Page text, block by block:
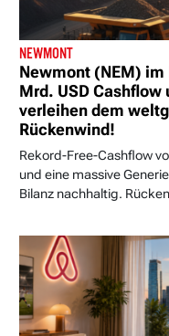
NEWMONT
Newmont (NEM)
Mrd. USD
verleihen dem
Rückenwind!
Rekord-Free-Cashflow
und eine massive
Bilanz nachhaltig.